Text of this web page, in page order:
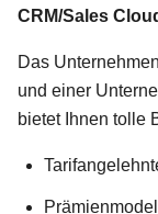
CRM/Sales
Das
und einer
bietet Ihnen tolle
Prämienmodell